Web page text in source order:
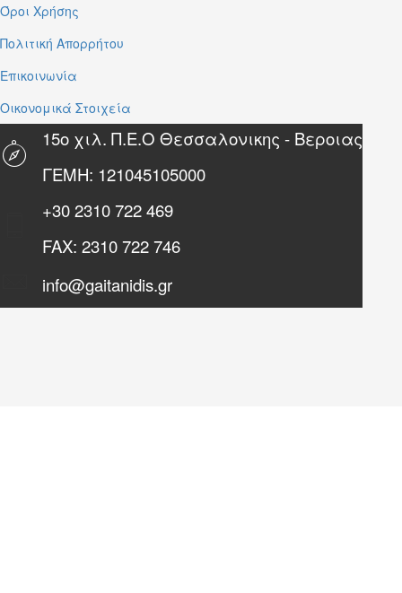
Όροι Χρήσης
Πολιτική Απορρήτου
Επικοινωνία
Οικονομικά Στοιχεία
15ο χιλ. Π.Ε.Ο Θεσσαλονικης - Βεροιας
ΓΕΜΗ: 121045105000
+302310 722 469
FAX: 2310 722 746
info@gaitanidis.gr